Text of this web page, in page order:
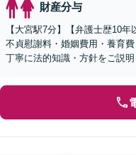
財産分与
【大宮駅7分】【弁護士歴10
不貞慰謝料・婚姻費用・養育
丁寧に法的知識・方針をご説